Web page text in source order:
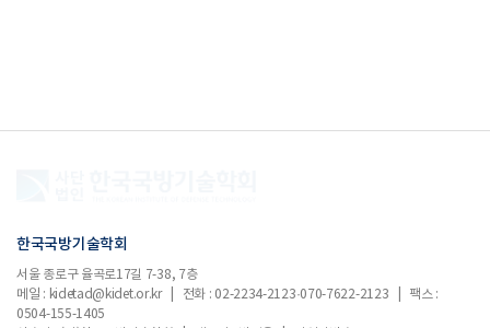
한국국방기술학회
서울 종로구 율곡로17길 7-38, 7층
메일 : kidetad@kidet.or.kr | 전화 : 02-2234-2123·070-7622-2123 | 팩스 :
0504-155-1405